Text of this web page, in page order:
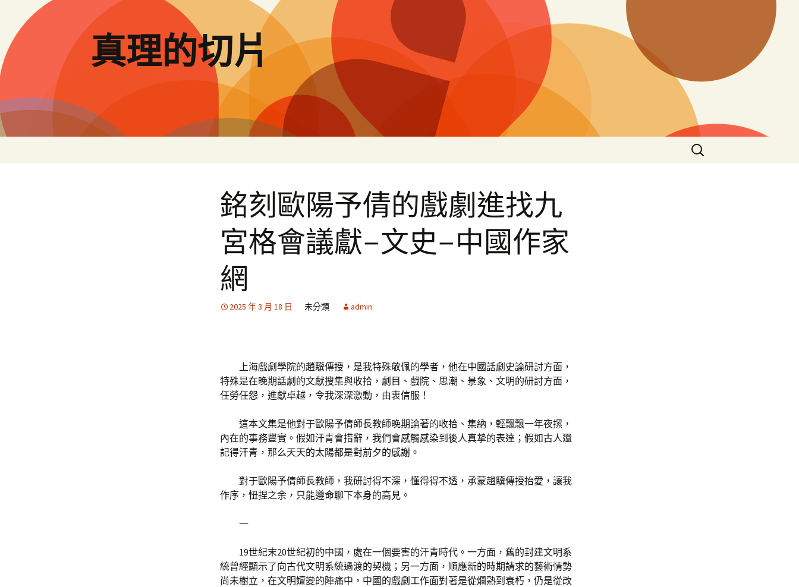
要
內
容
真理的切片
搜
尋
銘刻歐陽予倩的戲劇進找九
宮格會議獻–文史–中國作家
網
2025 年 3 月 18 日 未分類 admin
上海戲劇學院的趙驥傳授，是我特殊敬佩的學者，他在中國話劇史論研討方面，
特殊是在晚期話劇的文獻搜集與收拾，劇目、戲院、思潮、景象、文明的研討方面，
任勞任怨，進獻卓越，令我深深激動，由衷信服！
這本文集是他對于歐陽予倩師長教師晚期論著的收拾、集納，輕飄飄一年夜摞，
內在的事務豐實。假如汗青會措辭，我們會感觸感染到後人真摯的表達；假如古人還
記得汗青，那么天天的太陽都是對前夕的感謝。
對于歐陽予倩師長教師，我研討得不深，懂得得不透，承蒙趙驥傳授抬愛，讓我
作序，忸捏之余，只能遵命聊下本身的高見。
一
19世紀末20世紀初的中國，處在一個要害的汗青時代。一方面，舊的封建文明系
統曾經顯示了向古代文明系統過渡的契機；另一方面，順應新的時期請求的藝術情勢
尚未樹立，在文明嬗變的陣痛中，中國的戲劇工作面對著是從爛熟到衰朽，仍是從改